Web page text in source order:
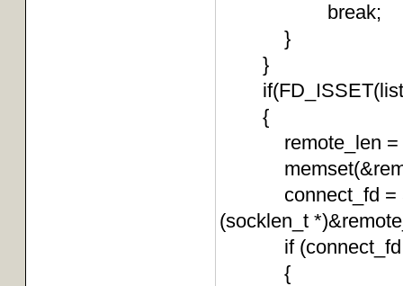
}
}
{
remote_len =
connect_fd =
(socklen_t
if (connect_fd
{